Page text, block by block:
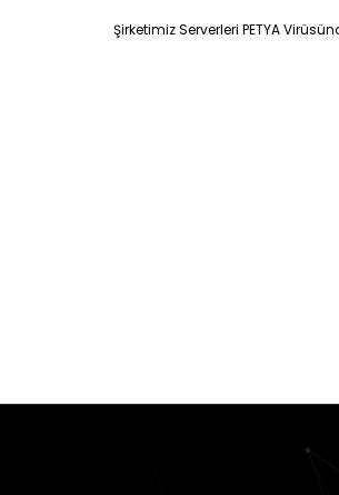
Şirketimiz Serverleri PETYA